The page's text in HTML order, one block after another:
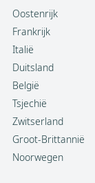
Oostenrijk
Frankrijk
Italië
Duitsland
België
Tsjechië
Zwitserland
Groot-Brittannië
Noorwegen